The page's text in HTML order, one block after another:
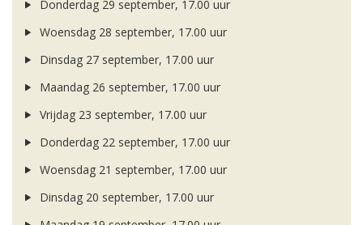
Donderdag 29 september, 17.00 uur
Woensdag 28 september, 17.00 uur
Dinsdag 27 september, 17.00 uur
Maandag 26 september, 17.00 uur
Vrijdag 23 september, 17.00 uur
Donderdag 22 september, 17.00 uur
Woensdag 21 september, 17.00 uur
Dinsdag 20 september, 17.00 uur